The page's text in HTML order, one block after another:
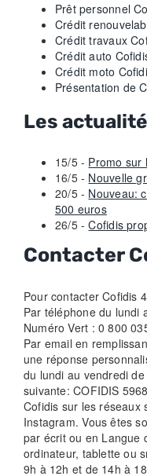
Prêt personnel
Crédit
Crédit travaux
Crédit auto
Crédit moto
Présentation de
Les
15/5 - Promo sur
16/5 - Nouvelle
20/5 - Nouveau:
500 euros
26/5 -Cofidis
Contacter
Pour contacter Cofidis
Par téléphone du lundi
Numéro Vert : 0 800
Par email en
une réponse
du lundi au vendredi
suivante: COFIDIS
Cofidis sur les réseaux
Instagram. Vous êtes
par écrit ou en Langue
ordinateur, tablette ou
9h à 12h et de 14h à